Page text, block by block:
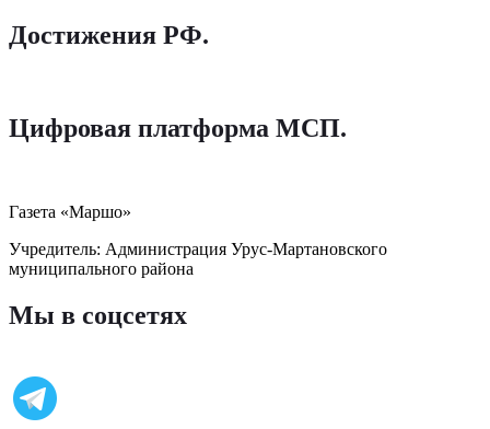
Достижения РФ.
Цифровая платформа МСП.
Газета «Маршо»
Учредитель: Администрация Урус-Мартановского
муниципального района
Мы в соцсетях